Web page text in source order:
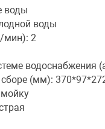
воды
воды
мин): 2
водоснабжения
(мм):